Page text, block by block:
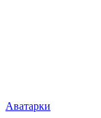
Аватарки